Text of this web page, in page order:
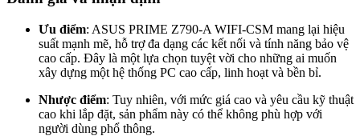
Ưu điểm: ASUS PRIME Z790-A WIFI-CSM mang lại hiệu
suất mạnh mẽ, hỗ trợ đa dạng các kết nối và tính năng bảo vệ
cao cấp. Đây là một lựa chọn tuyệt vời cho những ai muốn
xây dựng một hệ thống PC cao cấp, linh hoạt và bền bỉ.
Nhược điểm: Tuy nhiên, với mức giá cao và yêu cầu kỹ thuật
cao khi lắp đặt, sản phẩm này có thể không phù hợp với
người dùng phổ thông.